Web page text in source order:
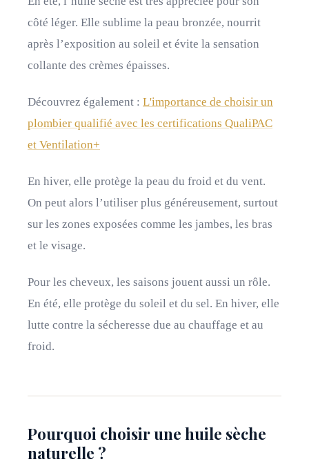
côté léger. Elle sublime la peau bronzée, nourrit
après l’exposition au soleil et évite la sensation
collante des crèmes épaisses.
Découvrez également : L'importance de choisir un
plombier qualifié avec les certifications QualiPAC
et Ventilation+
En hiver, elle protège la peau du froid et du vent.
On peut alors l’utiliser plus généreusement, surtout
sur les zones exposées comme les jambes, les bras
et le visage.
Pour les cheveux, les saisons jouent aussi un rôle.
En été, elle protège du soleil et du sel. En hiver, elle
lutte contre la sécheresse due au chauffage et au
froid.
Pourquoi choisir une huile sèche
naturelle ?